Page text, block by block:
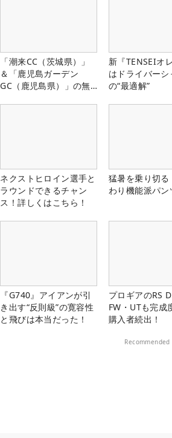
「潮来CC（茨城県）」
＆「鹿児島ガーデン
GC（鹿児島県）」の無
新『TENSEIオ
はドライバーシ
の“最適解”
ネクストヒロイン選手と
ラウンドできるチャン
ス！詳しくはこちら！
猛暑を乗り切る
わり機能派パン
『G740』アイアンが引
き出す“反則級”の寛容性
と飛びは本当だった！
プロギアのRS
FW・UTも完成
購入者続出！
Recommended